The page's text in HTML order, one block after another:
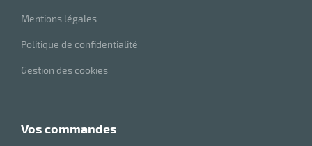
Mentions légales
Politique de confidentialité
Gestion des cookies
vos commandes